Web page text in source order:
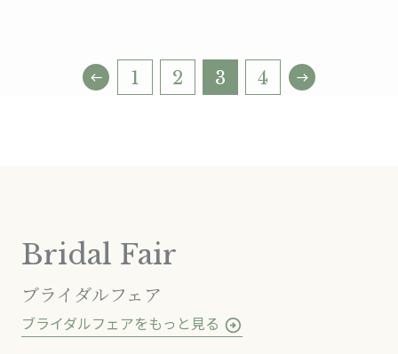
シ
ョ
ン
west 1 2 3 4 east
Bridal Fair
ブライダルフェア
ブライダルフェアをもっと見る arrow_circle_right